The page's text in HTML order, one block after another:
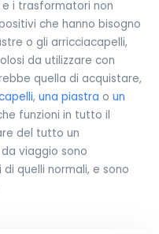
i trasformatori non
che hanno bisogno
o gli arricciacapelli,
da utilizzare con
quella di acquistare,
, una piastra o un
funzioni in tutto il
del tutto un
viaggio sono
quelli normali, e sono